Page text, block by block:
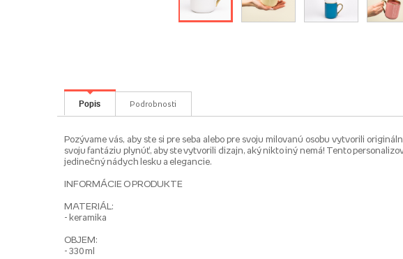
Popis Podrobnosti
Pozývame vás, aby ste si pre seba alebo pre svoju milovanú osobu vytvorili
svoju fantáziu plynúť, aby ste vytvorili dizajn, aký nikto iný nemá! Tento
jedinečný nádych lesku a elegancie.
INFORMÁCIE O PRODUKTE
MATERIÁL:
- keramika
OBJEM:
- 330 ml